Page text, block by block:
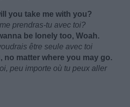
you take me with you?
prendras-tu avec toi?
be lonely too, Woah.
être seule avec toi
no matter where you may go.
peu importe où tu peux aller